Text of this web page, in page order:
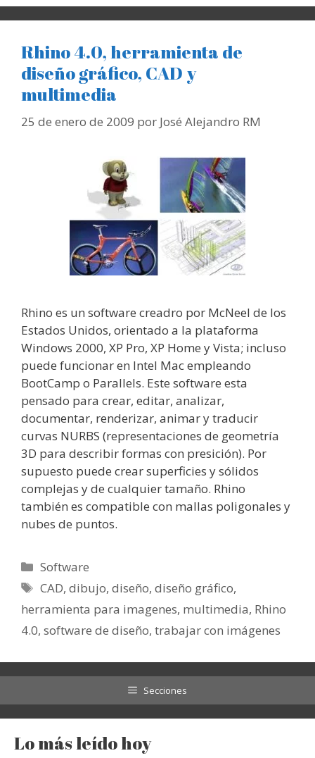
Rhino 4.0, herramienta de
diseño gráfico, CAD y
multimedia
25 de enero de 2009 por José Alejandro RM
Rhino es un software creadro por McNeel de los
Estados Unidos, orientado a la plataforma
Windows 2000, XP Pro, XP Home y Vista; incluso
puede funcionar en Intel Mac empleando
BootCamp o Parallels. Este software esta
pensado para crear, editar, analizar,
documentar, renderizar, animar y traducir
curvas NURBS (representaciones de geometría
3D para describir formas con presición). Por
supuesto puede crear superficies y sólidos
complejas y de cualquier tamaño. Rhino
también es compatible con mallas poligonales y
nubes de puntos.
Categorías
Software
Etiquetas
CAD,dibujo,diseño,diseño gráfico,
herramienta para imagenes, multimedia, Rhino
4.0, software de diseño, trabajar con imágenes
Secciones
Lo más leído hoy